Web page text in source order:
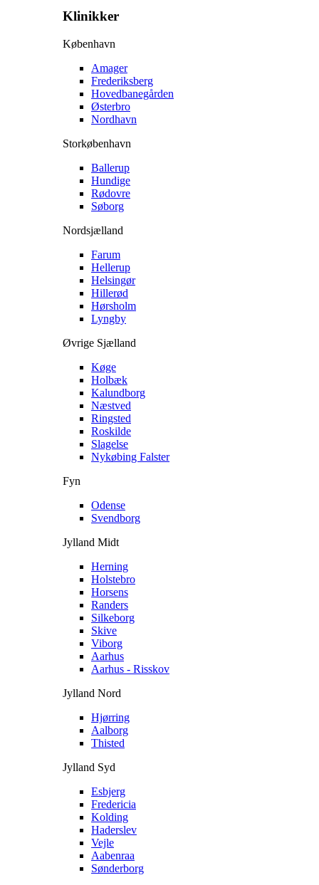
Klinikker
København
Amager
Frederiksberg
Hovedbanegården
Østerbro
Nordhavn
Storkøbenhavn
Ballerup
Hundige
Rødovre
Søborg
Nordsjælland
Farum
Hellerup
Helsingør
Hillerød
Hørsholm
Lyngby
Øvrige Sjælland
Køge
Holbæk
Kalundborg
Næstved
Ringsted
Roskilde
Slagelse
Nykøbing Falster
Fyn
Odense
Svendborg
Jylland Midt
Herning
Holstebro
Horsens
Randers
Silkeborg
Skive
Viborg
Aarhus
Aarhus - Risskov
Jylland Nord
Hjørring
Aalborg
Thisted
Jylland Syd
Esbjerg
Fredericia
Kolding
Haderslev
Vejle
Aabenraa
Sønderborg